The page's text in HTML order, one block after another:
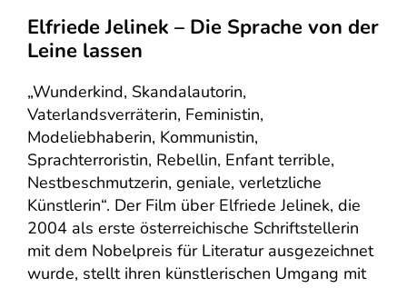
Elfriede Jelinek – Die Sprache von der
Leine lassen
„Wunderkind, Skandalautorin,
Vaterlandsverräterin, Feministin,
Modeliebhaberin, Kommunistin,
Sprachterroristin, Rebellin, Enfant terrible,
Nestbeschmutzerin, geniale, verletzliche
Künstlerin“. Der Film über Elfriede Jelinek, die
2004 als erste österreichische Schriftstellerin
mit dem Nobelpreis für Literatur ausgezeichnet
wurde, stellt ihren künstlerischen Umgang mit